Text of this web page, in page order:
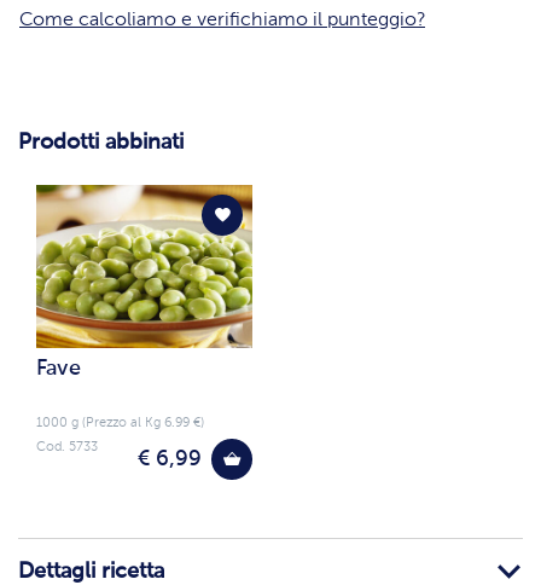
Come calcoliamo e verifichiamo il punteggio?
Prodotti abbinati
Fave
1000 g (Prezzo al Kg 6.99 €)
€ 6,99
Cod. 5733
Dettagli ricetta